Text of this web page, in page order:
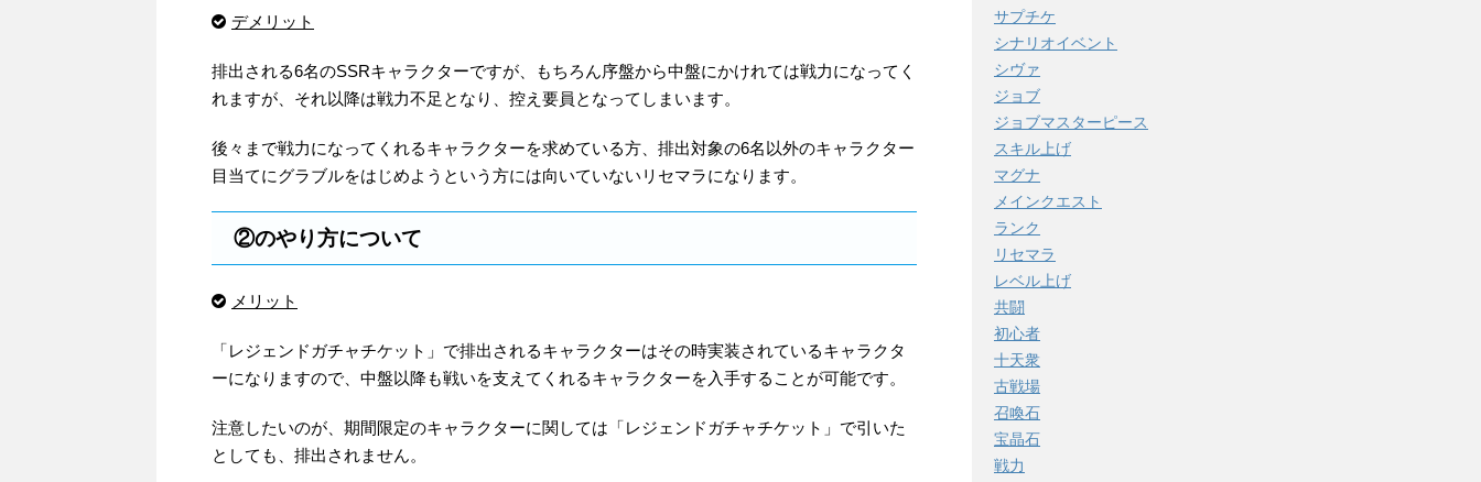
デメリット
排出される6名のSSRキャラクターですが、もちろん序盤から中盤にかけれては戦力になってく
れますが、それ以降は戦力不足となり、控え要員となってしまいます。
後々まで戦力になってくれるキャラクターを求めている方、排出対象の6名以外のキャラクター
目当てにグラブルをはじめようという方には向いていないリセマラになります。
②のやり方について
メリット
「レジェンドガチャチケット」で排出されるキャラクターはその時実装されているキャラクタ
ーになりますので、中盤以降も戦いを支えてくれるキャラクターを入手することが可能です。
注意したいのが、期間限定のキャラクターに関しては「レジェンドガチャチケット」で引いた
としても、排出されません。
サプチケ
シナリオイベント
シヴァ
ジョブ
ジョブマスターピース
スキル上げ
マグナ
メインクエスト
ランク
リセマラ
レベル上げ
共闘
初心者
十天衆
古戦場
召喚石
宝晶石
戦力